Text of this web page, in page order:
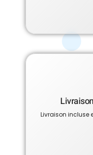
Livraison incluse